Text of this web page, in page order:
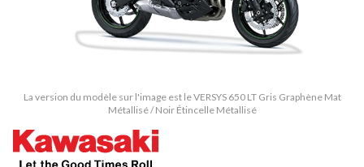
La version du modèle sur l'image est le VERSYS 650 LT Gris Graphène Mat
Métallisé / Noir Étincelle Métallisé